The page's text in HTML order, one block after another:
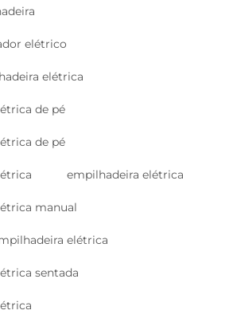
elétrico
elétrica
de pé
de pé
empilhadeira elétrica
manual
elétrica
sentada